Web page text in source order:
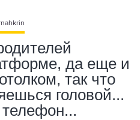
да еще и
так что
головой...